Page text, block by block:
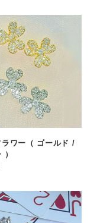
ラワー（ ゴールド /